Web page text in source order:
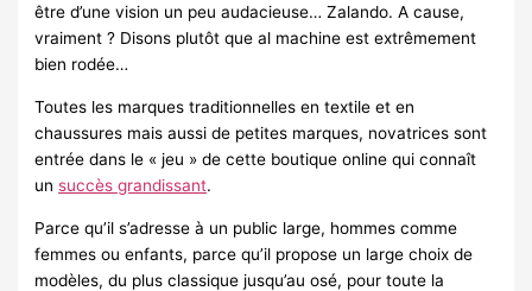
être d’une vision un peu audacieuse… Zalando. A cause,
vraiment ? Disons plutôt que al machine est extrêmement
bien rodée…
Toutes les marques traditionnelles en textile et en
chaussures mais aussi de petites marques, novatrices sont
entrée dans le « jeu » de cette boutique online qui connaît
unsuccès grandissant.
Parce qu’il s’adresse à un public large, hommes comme
femmes ou enfants, parce qu’il propose un large choix de
modèles, du plus classique jusqu’au osé, pour toute la